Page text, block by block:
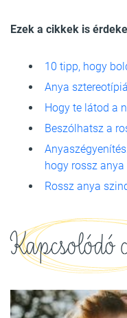
Ezek a cikkek is
10 tipp, hogy
Anya
Hogy te látod a
Beszólhatsz a
hogy rossz anya
Rossz anya
Kapcsolódó